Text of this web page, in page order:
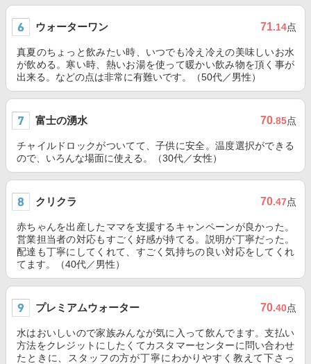
ウォーターワン 71.14点
真夏のちょっと飲みたい時、いつでも冷え冷えの美味しいお水
が飲める。寒い時、熱いお湯を使って暖かい飲み物を頂く事が
出来る。などの点は非常に有難いです。（50代／男性）
富士の湧水 70.85点
チャイルドロックがついてて、子供に安全。温度選択ができる
ので、いろんな場面に使える。（30代／女性）
クリクラ 70.47点
赤ちゃんを出産したママを支援するキャンペーンが良かった。
営業担当者の対応もすごく好感が持てる。説明が丁寧だった。
配達も丁寧にしてくれて、すごく気持ちの良い対応をしてくれ
てます。（40代／男性）
プレミアムウォーター 70.40点
水はおいしいので家族みんなが気に入って飲んでます。支払い
方法をクレジットにしたくてカスタマーセンターに問い合わせ
たときに、スタッフの方が丁寧にわかりやすく教えて下さっ